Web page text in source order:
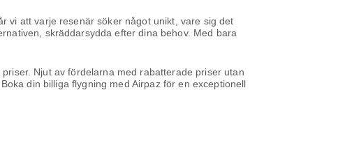
vi att varje resenär söker något unikt, vare sig det
skräddarsydda efter dina behov. Med bara
Njut av fördelarna med rabatterade priser utan
din billiga flygning med Airpaz för en exceptionell